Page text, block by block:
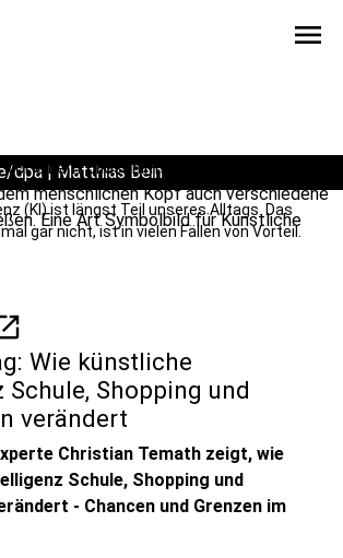
menu
dpa | Matthias Bein
(KI) ist längst Teil unseres Alltags. Das
gar nicht, ist in vielen Fällen von Vorteil.
Wie künstliche
Schule, Shopping und
verändert
Christian Temath zeigt, wie
Schule, Shopping und
- Chancen und Grenzen im